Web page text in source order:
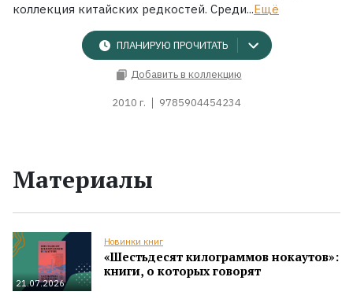
коллекция китайских редкостей. Среди...Ещё
ПЛАНИРУЮ ПРОЧИТАТЬ
Добавить в коллекцию
2010 г. 9785904454234
Материалы
21.07.2026
Новинки книг
«Шестьдесят килограммов нокаутов»:
книги, о которых говорят